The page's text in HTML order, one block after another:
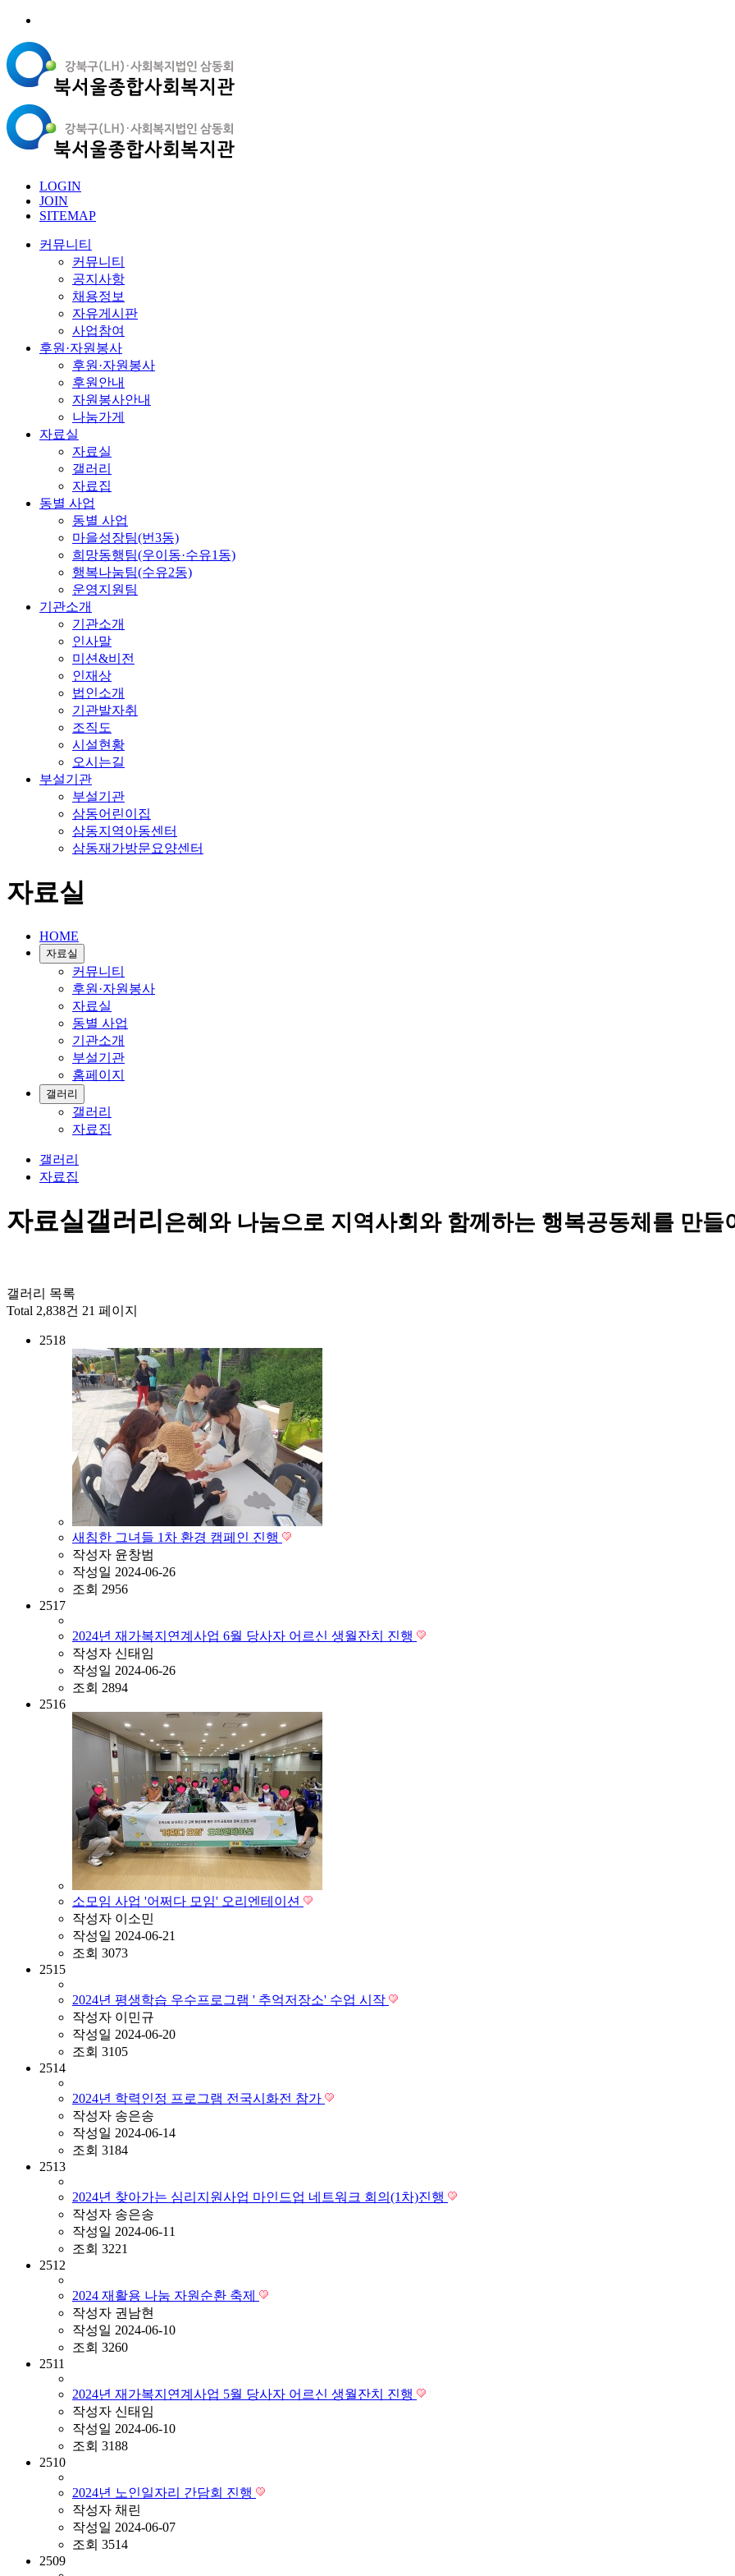
LOGIN
JOIN
SITEMAP
커뮤니티
커뮤니티
공지사항
채용정보
자유게시판
사업참여
후원·자원봉사
후원·자원봉사
후원안내
자원봉사안내
나눔가게
자료실
자료실
갤러리
자료집
동별 사업
동별 사업
마을성장팀(번3동)
희망동행팀(우이동·수유1동)
행복나눔팀(수유2동)
운영지원팀
기관소개
기관소개
인사말
미션&비전
인재상
법인소개
기관발자취
조직도
시설현황
오시는길
부설기관
부설기관
삼동어린이집
삼동지역아동센터
삼동재가방문요양센터
자료실
HOME
자료실
커뮤니티
후원·자원봉사
자료실
동별 사업
기관소개
부설기관
홈페이지
갤러리
갤러리
자료집
갤러리
자료집
자료실갤러리은혜와 나눔으로 지역사회와 함께하는 행복공동체를 만들
갤러리 목록
Total 2,838건 21 페이지
2518
새침한 그녀들 1차 환경 캠페인 진행
작성자 윤창범
작성일 2024-06-26
조회 2956
2517
2024년 재가복지연계사업 6월 당사자 어르신 생월잔치 진행
작성자 신태임
작성일 2024-06-26
조회 2894
2516
소모임 사업 '어쩌다 모임' 오리엔테이션
작성자 이소민
작성일 2024-06-21
조회 3073
2515
2024년 평생학습 우수프로그램 ' 추억저장소' 수업 시작
작성자 이민규
작성일 2024-06-20
조회 3105
2514
2024년 학력인정 프로그램 전국시화전 참가
작성자 송은송
작성일 2024-06-14
조회 3184
2513
2024년 찾아가는 심리지원사업 마인드업 네트워크 회의(1차)진행
작성자 송은송
작성일 2024-06-11
조회 3221
2512
2024 재활용 나눔 자원순환 축제
작성자 권남현
작성일 2024-06-10
조회 3260
2511
2024년 재가복지연계사업 5월 당사자 어르신 생월잔치 진행
작성자 신태임
작성일 2024-06-10
조회 3188
2510
2024년 노인일자리 간담회 진행
작성자 채린
작성일 2024-06-07
조회 3514
2509